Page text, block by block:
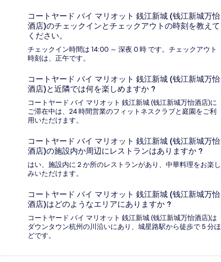
コートヤード バイ マリオット 銭江新城 (钱江新城万怡
酒店)のチェックインとチェックアウトの時刻を教えて
ください。
チェックイン時間は 14:00 ～ 深夜 0 時 です。チェックアウト
時刻は、正午です。
コートヤード バイ マリオット 銭江新城 (钱江新城万怡
酒店)と近隣では何を楽しめますか ?
コートヤード バイ マリオット 銭江新城 (钱江新城万怡酒店)に
ご滞在中は、24 時間営業のフィットネスクラブと庭園をご利
用いただけます。
コートヤード バイ マリオット 銭江新城 (钱江新城万怡
酒店)の施設内か周辺にレストランはありますか ?
はい、施設内に 2 か所のレストランがあり、中華料理をお楽し
みいただけます。
コートヤード バイ マリオット 銭江新城 (钱江新城万怡
酒店)はどのようなエリアにありますか ?
コートヤード バイ マリオット 銭江新城 (钱江新城万怡酒店)は
ダウンタウン杭州の川沿いにあり、城星路駅から徒歩で 5 分ほ
どです。